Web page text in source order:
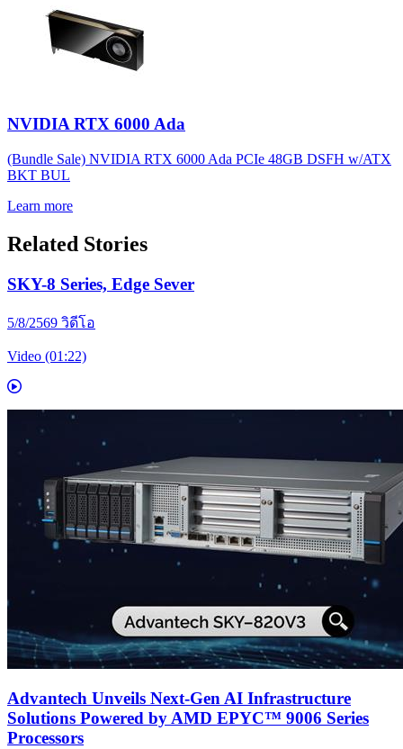
NVIDIA RTX 6000 Ada
(Bundle Sale) NVIDIA RTX 6000 Ada PCIe 48GB DSFH w/ATX
BKT BUL
Learn more
Related Stories
SKY-8 Series, Edge Sever
5/8/2569 วิดีโอ
Video (01:22)
Advantech Unveils Next-Gen AI Infrastructure
Solutions Powered by AMD EPYC™ 9006 Series
Processors